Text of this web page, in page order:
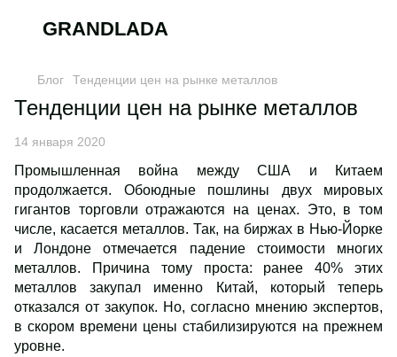
GRANDLADA
Блог Тенденции цен на рынке металлов
Тенденции цен на рынке металлов
14 января 2020
Промышленная война между США и Китаем
продолжается. Обоюдные пошлины двух мировых
гигантов торговли отражаются на ценах. Это, в том
числе, касается металлов. Так, на биржах в Нью-Йорке
и Лондоне отмечается падение стоимости многих
металлов. Причина тому проста: ранее 40% этих
металлов закупал именно Китай, который теперь
отказался от закупок. Но, согласно мнению экспертов,
в скором времени цены стабилизируются на прежнем
уровне.